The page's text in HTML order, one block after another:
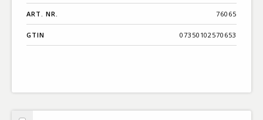
ART. NR. 76065
GTIN 07350102570653